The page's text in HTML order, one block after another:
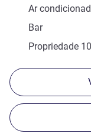
Ar
Bar
Propriedade